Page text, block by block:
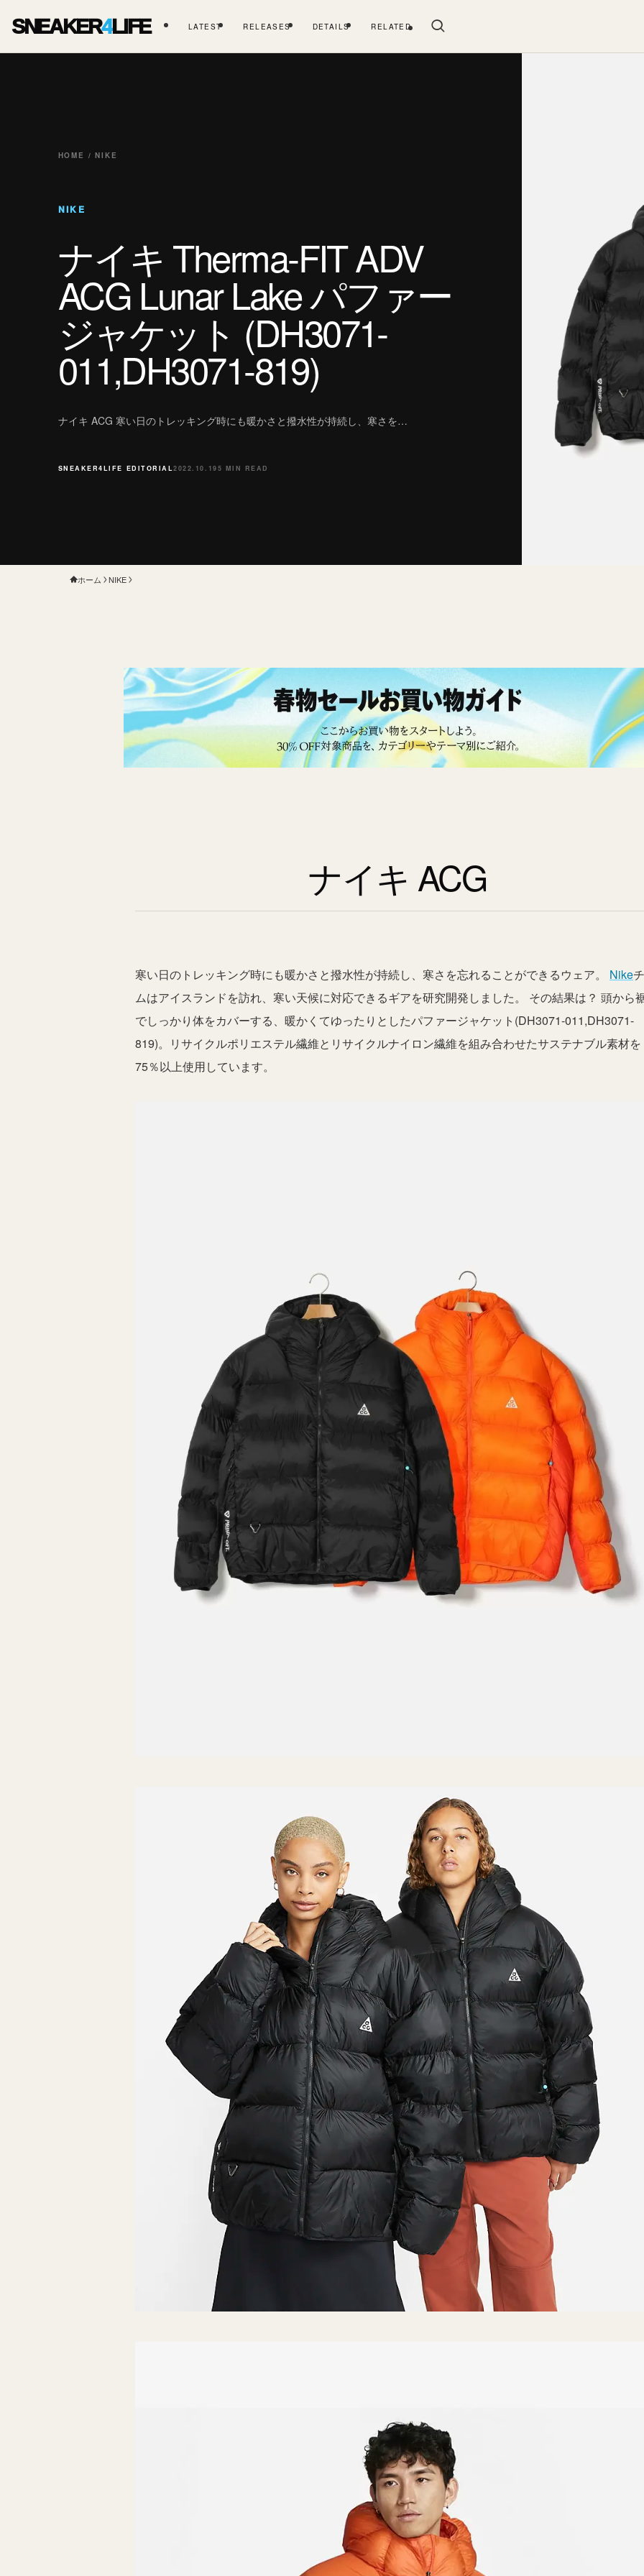
SNEAKER4LIFE LATEST RELEASES DETAILS RELATED
HOME / NIKE
NIKE
ナイキ Therma-FIT ADV
ACG Lunar Lake パファー
ジャケット (DH3071-
011,DH3071-819)
ナイキ ACG 寒い日のトレッキング時にも暖かさと撥水性が持続し、寒さを…
SNEAKER4LIFE EDITORIAL2022.10.195 MIN READ
ホーム NIKE
ナイキ ACG
寒い日のトレッキング時にも暖かさと撥水性が持続し、寒さを忘れることができるウェア。 Nike
ムはアイスランドを訪れ、寒い天候に対応できるギアを研究開発しました。 その結果は？ 頭から
でしっかり体をカバーする、暖かくてゆったりとしたパファージャケット(DH3071-011,DH3071-
819)。リサイクルポリエステル繊維とリサイクルナイロン繊維を組み合わせたサステナブル素材を
75％以上使用しています。